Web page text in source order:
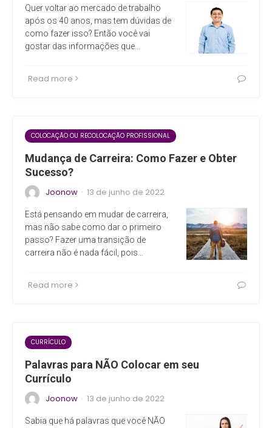
Quer voltar ao mercado de trabalho
após os 40 anos, mas tem dúvidas de
como fazer isso? Então você vai
gostar das informações que…
Read more
COLOCAÇÃO OU RECOLOCAÇÃO PROFISSIONAL
Mudança de Carreira: Como Fazer e Obter
Sucesso?
Joonow · 13 de junho de 2022
Está pensando em mudar de carreira,
mas não sabe como dar o primeiro
passo? Fazer uma transição de
carreira não é nada fácil, pois…
Read more
CURRÍCULO
Palavras para NÃO Colocar em seu
Currículo
Joonow · 13 de junho de 2022
Sabia que há palavras que você NÃO